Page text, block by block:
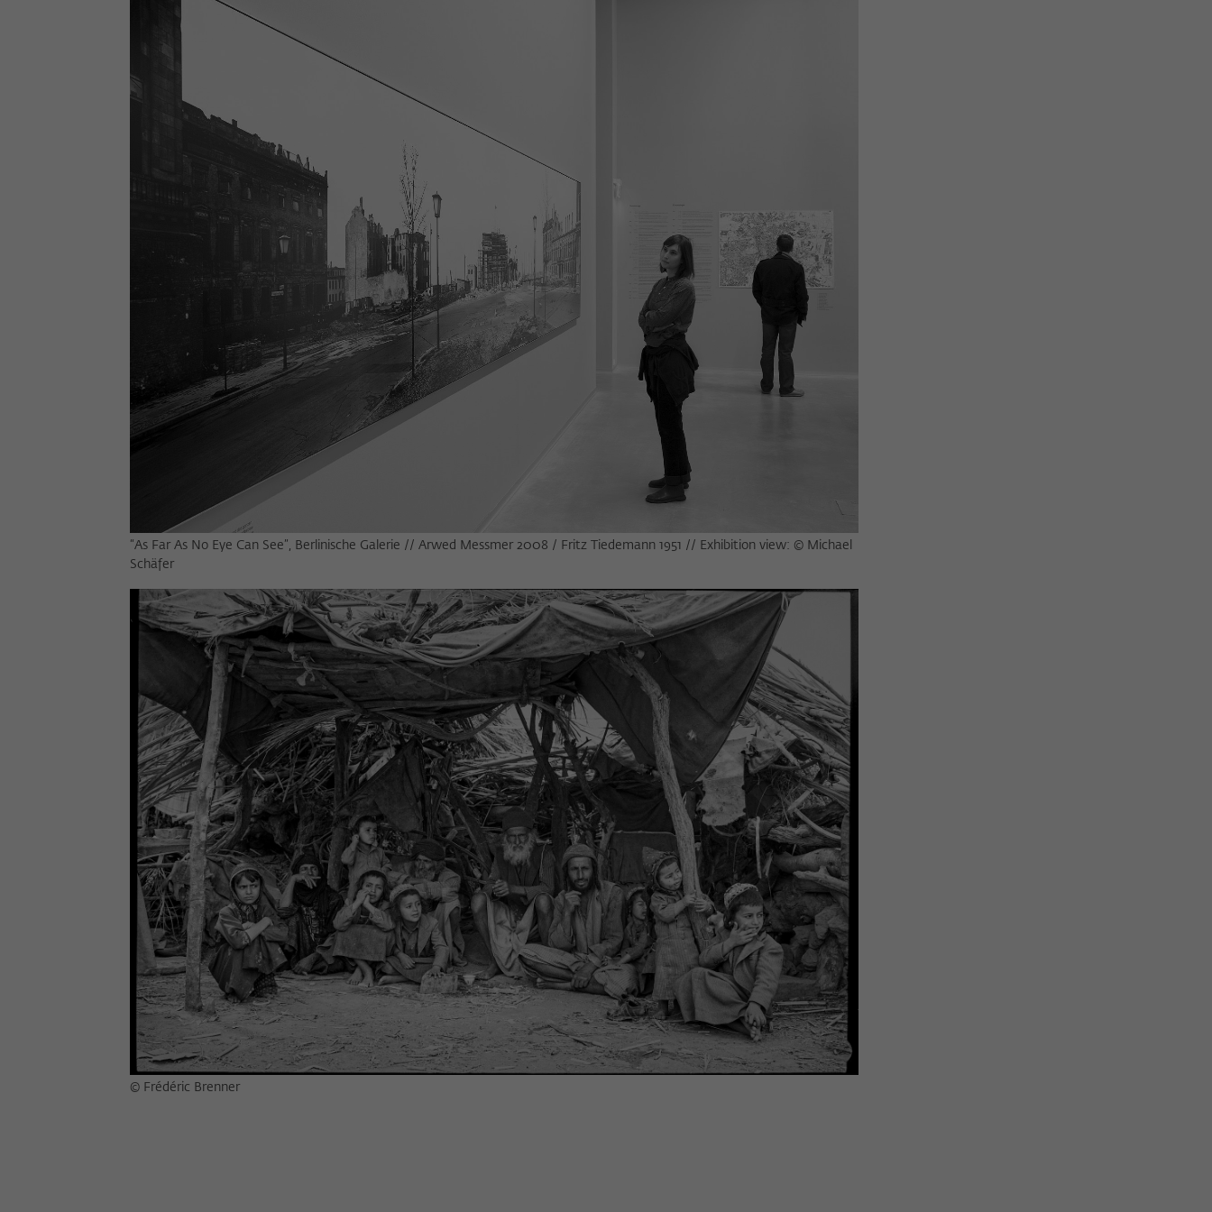
“As Far As No Eye Can See”, Berlinische Galerie // Arwed Messmer 2008 / Fritz Tiedemann 1951 // Exhibition view: © Michael
Schäfer
© Frédéric Brenner
vorübergehend Daten über den aktuellen
Aufenthalt des Besuchs auf der Webseite des
Wissenschaftskollegs zu speichern.